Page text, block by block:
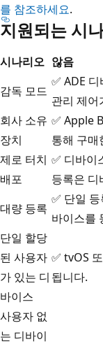
를 참조하세요.
지원되는 시
시나리오 않음
감독 모드
✅ ADE
관리 제어
회사 소유
장치
✅ Apple
통해 구매
제로 터치
배포
✅ 디바이
등록은 디
대량 등록
✅ 단일
바이스를
단일 할당
된 사용자
가 있는 디
바이스
✅ tvOS
됩니다.
사용자 없
는 디바이